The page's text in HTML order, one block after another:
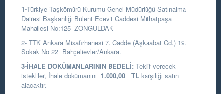
1-Türkiye Taşkömürü Kurumu Genel Müdürlüğü Satınalma
Dairesi Başkanlığı Bülent Ecevit Caddesi Mithatpaşa
Mahallesi No:125 ZONGULDAK
2- TTK Ankara Misafirhanesi 7. Cadde (Aşkaabat Cd.) 19.
Sokak No 22 Bahçelievler/Ankara.
3-İHALE DOKÜMANLARININ BEDELİ: Teklif verecek
istekliler, İhale dokümanını 1.000,00 TL karşılığı satın
alacaktır.